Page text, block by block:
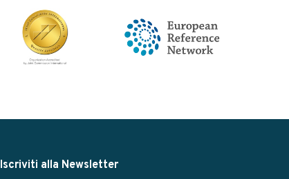
Iscriviti alla Newsletter